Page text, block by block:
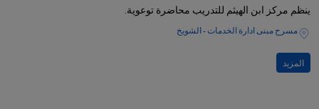
ينظم مركز ابن الهيثم للتدريب محاضرة توعوية.
مسرح مبنى ادارة الخدمات - الشويخ
المزيد